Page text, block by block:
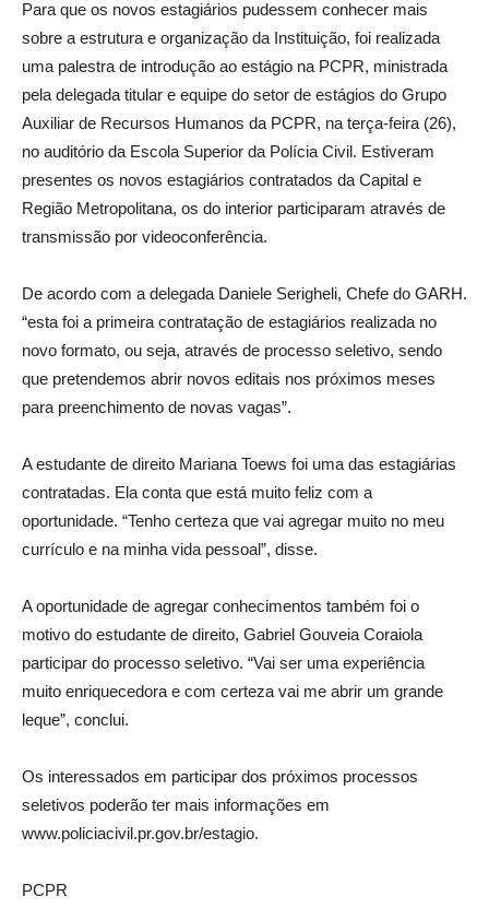
Para que os novos estagiários pudessem conhecer mais
sobre a estrutura e organização da Instituição, foi realizada
uma palestra de introdução ao estágio na PCPR, ministrada
pela delegada titular e equipe do setor de estágios do Grupo
Auxiliar de Recursos Humanos da PCPR, na terça-feira (26),
no auditório da Escola Superior da Polícia Civil. Estiveram
presentes os novos estagiários contratados da Capital e
Região Metropolitana, os do interior participaram através de
transmissão por videoconferência.
De acordo com a delegada Daniele Serigheli, Chefe do GARH.
“esta foi a primeira contratação de estagiários realizada no
novo formato, ou seja, através de processo seletivo, sendo
que pretendemos abrir novos editais nos próximos meses
para preenchimento de novas vagas”.
A estudante de direito Mariana Toews foi uma das estagiárias
contratadas. Ela conta que está muito feliz com a
oportunidade. “Tenho certeza que vai agregar muito no meu
currículo e na minha vida pessoal”, disse.
A oportunidade de agregar conhecimentos também foi o
motivo do estudante de direito, Gabriel Gouveia Coraiola
participar do processo seletivo. “Vai ser uma experiência
muito enriquecedora e com certeza vai me abrir um grande
leque”, conclui.
Os interessados em participar dos próximos processos
seletivos poderão ter mais informações em
www.policiacivil.pr.gov.br/estagio.
PCPR